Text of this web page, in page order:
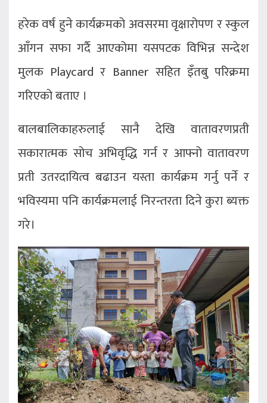
हरेक वर्ष हुने कार्यक्रमको अवसरमा वृक्षारोपण र स्कुल
आँगन सफा गर्दै आएकोमा यसपटक विभिन्न सन्देश
मुलक Playcard र Banner सहित इँतबु परिक्रमा
गरिएको बताए ।
बालबालिकाहरुलाई सानै देखि वातावरणप्रती
सकारात्मक सोच अभिवृद्धि गर्न र आफ्नो वातावरण
प्रती उतरदायित्व बढाउन यस्ता कार्यक्रम गर्नु पर्ने र
भविस्यमा पनि कार्यक्रमलाई निरन्तरता दिने कुरा ब्यक्त
गरे।